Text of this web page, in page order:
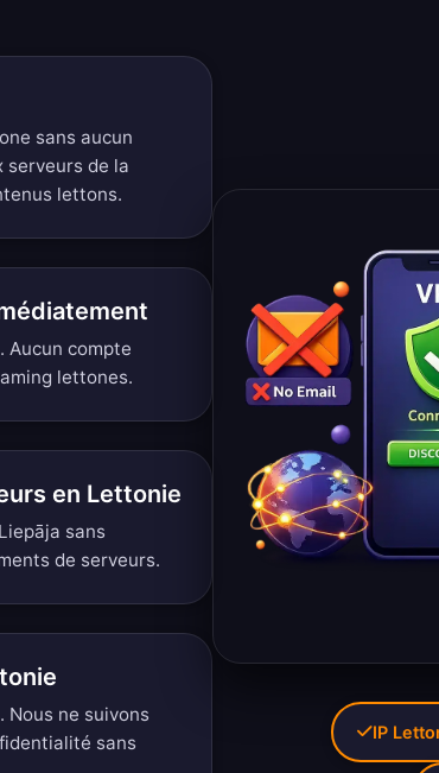
sans aucun
serveurs de la
lettons.
Aucun compte
lettones.
en Lettonie
sans
de serveurs.
ne suivons
sans
IP